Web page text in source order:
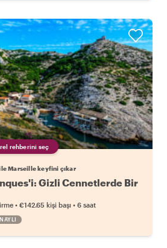
rehberini seç
Marseille keyfini çıkar
Gizli Cennetlerde Bir
• €142.65 kişi başı • 6 saat